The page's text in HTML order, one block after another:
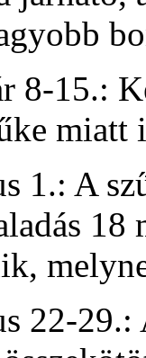
8-15.:
miatt
1.: A
18
22-29.: